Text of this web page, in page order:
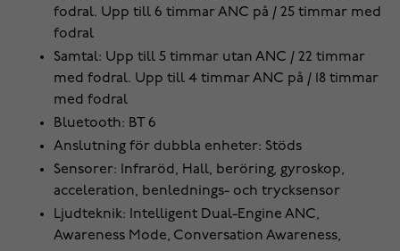
fodral. Upp till 6 timmar ANC på / 25 timmar med
fodral
Samtal: Upp till 5 timmar utan ANC / 22 timmar
med fodral. Upp till 4 timmar ANC på / 18 timmar
med fodral
Bluetooth: BT 6
Anslutning för dubbla enheter: Stöds
Sensorer: Infraröd, Hall, beröring, gyroskop,
acceleration, benlednings- och trycksensor
Ljudteknik: Intelligent Dual-Engine ANC,
Awareness Mode, Conversation Awareness,